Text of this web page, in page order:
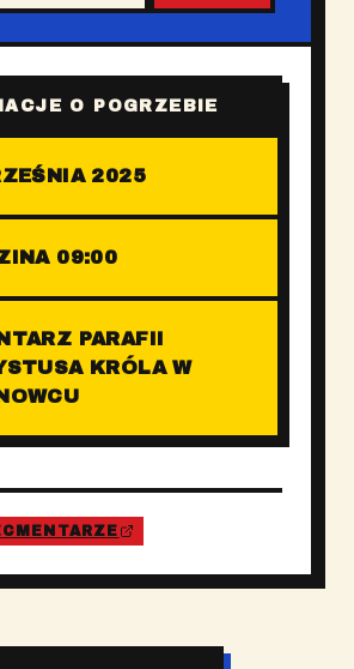
O POGRZEBIE
2025
09:00
PARAFII
KRÓLA W